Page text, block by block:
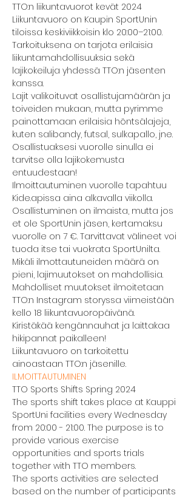
TTO:n liikuntavuorot kevät 2024
Liikuntavuoro on Kaupin SportUnin
tiloissa keskiviikkoisin klo 20:00–21:00.
Tarkoituksena on tarjota erilaisia
liikuntamahdollisuuksia sekä
lajikokeiluja yhdessä TTO:n jäsenten
kanssa.
Lajit valikoituvat osallistujamäärän ja
toiveiden mukaan, mutta pyrimme
painottamaan erilaisia höntsälajeja,
kuten salibandy, futsal, sulkapallo, jne.
Osallistuaksesi vuorolle sinulla ei
tarvitse olla lajikokemusta
entuudestaan!
Ilmoittautuminen vuorolle tapahtuu
Kide.apissa aina alkavalla viikolla.
Osallistuminen on ilmaista, mutta jos
et ole SportUnin jäsen, kertamaksu
vuorolle on 7 €. Tarvittavat välineet voi
tuoda itse tai vuokrata SportUnilta.
Mikäli ilmottautuneiden määrä on
pieni, lajimuutokset on mahdollisia.
Mahdolliset muutokset ilmoitetaan
TTO:n Instagram storyssa viimeistään
kello 18 liikuntavuoropäivänä.
Kiristäkää kengännauhat ja laittakaa
hikipannat paikalleen!
Liikuntavuoro on tarkoitettu
ainoastaan TTO:n jäsenille.
ILMOITTAUTUMINEN
TTO Sports Shifts Spring 2024
The sports shift takes place at Kauppi
SportUni facilities every Wednesday
from 20:00 - 21:00. The purpose is to
provide various exercise
opportunities and sports trials
together with TTO members.
The sports activities are selected
based on the number of participants